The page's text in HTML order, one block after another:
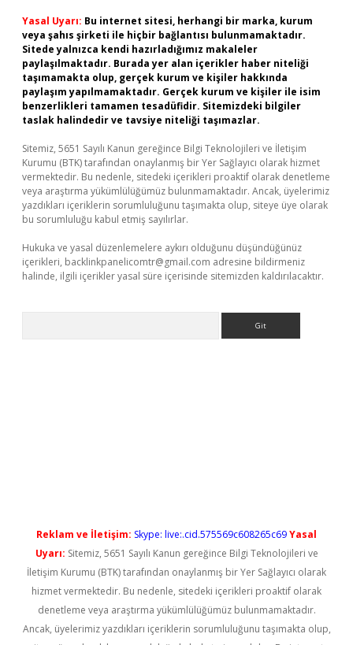
Yasal Uyarı: Bu internet sitesi, herhangi bir marka, kurum
veya şahıs şirketi ile hiçbir bağlantısı bulunmamaktadır.
Sitede yalnızca kendi hazırladığımız makaleler
paylaşılmaktadır. Burada yer alan içerikler haber niteliği
taşımamakta olup, gerçek kurum ve kişiler hakkında
paylaşım yapılmamaktadır. Gerçek kurum ve kişiler ile isim
benzerlikleri tamamen tesadüfidir. Sitemizdeki bilgiler
taslak halindedir ve tavsiye niteliği taşımazlar.
Sitemiz, 5651 Sayılı Kanun gereğince Bilgi Teknolojileri ve İletişim
Kurumu (BTK) tarafından onaylanmış bir Yer Sağlayıcı olarak hizmet
vermektedir. Bu nedenle, sitedeki içerikleri proaktif olarak denetleme
veya araştırma yükümlülüğümüz bulunmamaktadır. Ancak, üyelerimiz
yazdıkları içeriklerin sorumluluğunu taşımakta olup, siteye üye olarak
bu sorumluluğu kabul etmiş sayılırlar.
Hukuka ve yasal düzenlemelere aykırı olduğunu düşündüğünüz
içerikleri, backlinkpanelicomtr@gmail.com adresine bildirmeniz
halinde, ilgili içerikler yasal süre içerisinde sitemizden kaldırılacaktır.
Reklam ve İletişim: Skype: live:.cid.575569c608265c69Yasal
Uyarı: Sitemiz, 5651 Sayılı Kanun gereğince Bilgi Teknolojileri ve
İletişim Kurumu (BTK) tarafından onaylanmış bir Yer Sağlayıcı olarak
hizmet vermektedir. Bu nedenle, sitedeki içerikleri proaktif olarak
denetleme veya araştırma yükümlülüğümüz bulunmamaktadır.
Ancak, üyelerimiz yazdıkları içeriklerin sorumluluğunu taşımakta olup,